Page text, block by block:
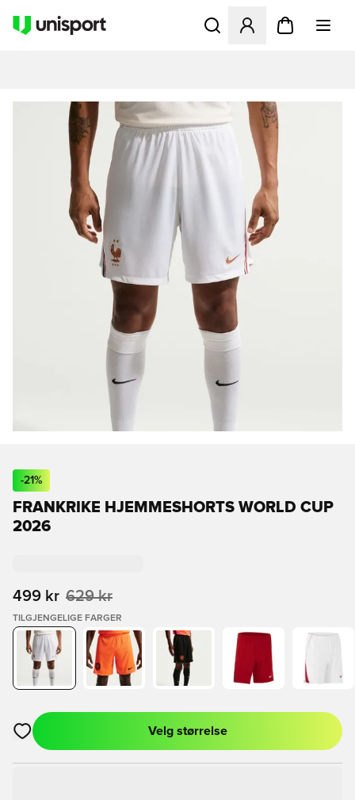
Åpner en Modal for å
-21%
FRANKRIKE HJEMMESHORTS WORLD CUP
2026
499 kr 629 kr
TILGJENGELIGE FARGER
Åpner en Modal for å logge inn eller registrere deg som
Velg størrelse